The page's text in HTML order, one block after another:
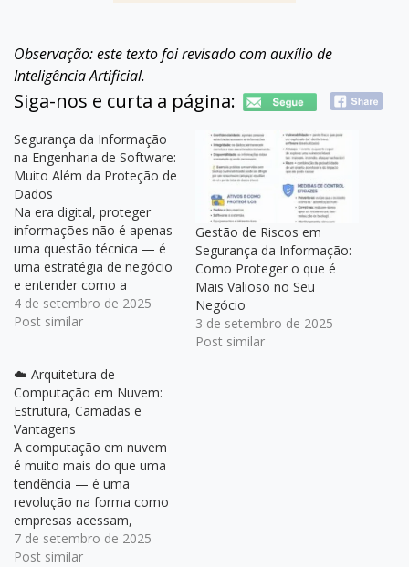
Observação: este texto foi revisado com auxílio de
Inteligência Artificial.
Siga-nos e curta a página:
Segurança da Informação
na Engenharia de Software:
Muito Além da Proteção de
Dados
Na era digital, proteger
informações não é apenas
uma questão técnica — é
uma estratégia de negócio
e entender como a
segurança permeia cada
etapa do ciclo de vida da
robustos, confiáveis e
resilientes na área da
Engenharia de Software.
Confira os conteúdos que…
4 de setembro de 2025
Post similar
Gestão de Riscos em
Segurança da Informação:
Como Proteger o que é
Mais Valioso no Seu
Negócio
3 de setembro de 2025
Post similar
☁️ Arquitetura de
Computação em Nuvem:
Estrutura, Camadas e
Vantagens
A computação em nuvem
é muito mais do que uma
tendência — é uma
revolução na forma como
empresas acessam,
gerenciam e escalam
recursos de TI. Neste post,
7 de setembro de 2025
Post similar